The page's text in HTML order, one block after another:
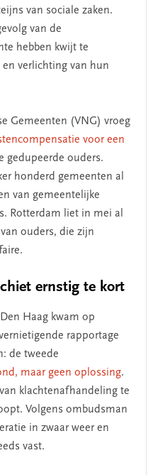
van sociale zaken.
van de
hebben kwijt te
verlichting van hun
Gemeenten (VNG) vroeg
voor een
gedupeerde ouders.
honderd gemeenten al
van gemeentelijke
Rotterdam liet in mei al
ouders, die zijn
ernstig te kort
Haag kwam op
rapportage
de tweede
maar geen oplossing.
klachtenafhandeling te
Volgens ombudsman
in zwaar weer en
vast.